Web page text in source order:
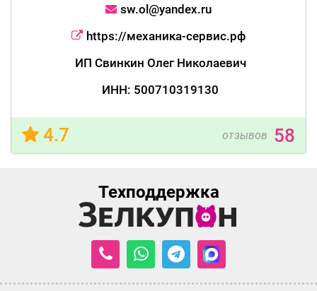
sw.ol@yandex.ru
https://механика-сервис.рф
ИП Свинкин Олег Николаевич
ИНН: 500710319130
4.7 отзывов 58
Техподдержка